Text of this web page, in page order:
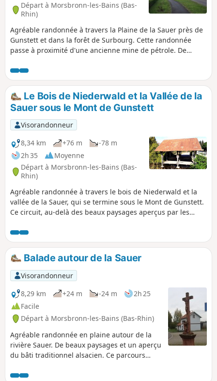
Départ à Morsbronn-les-Bains (Bas-
Rhin)
Agréable randonnée à travers la Plaine de la Sauer près de
Gunstett et dans la forêt de Surbourg. Cette randonnée
passe à proximité d'une ancienne mine de pétrole. De
couleurs.
Le Bois de Niederwald et la Vallée de la
Sauer sous le Mont de Gunstett
Visorandonneur
8,34 km
+76 m
-78 m
2h 35
Moyenne
Départ à Morsbronn-les-Bains (Bas-
Rhin)
Agréable randonnée à travers le bois de Niederwald et la
vallée de la Sauer, qui se termine sous le Mont de Gunstett.
Ce circuit, au-delà des beaux paysages aperçus par les
plaine de la Sauer, permet de voir de beaux lavoirs à
Oberdorf-Spachbach et à Gunstett, ainsi que de beaux
exemples de bâti traditionnel alsacien.
Balade autour de la Sauer
Visorandonneur
8,29 km
+24 m -24 m
2h 25
Facile
Départ à Morsbronn-les-Bains (Bas-Rhin)
Agréable randonnée en plaine autour de la
rivière Sauer. De beaux paysages et un aperçu
du bâti traditionnel alsacien. Ce parcours
typiques, un en pierre, l'autre en bois.